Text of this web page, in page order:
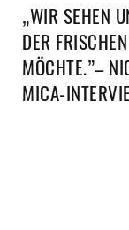
„WIR SEHEN
DER
MÖCHTE.”–
MICA-